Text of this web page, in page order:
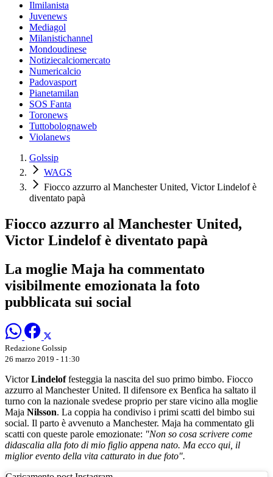
Ilmilanista
Juvenews
Mediagol
Milanistichannel
Mondoudinese
Notiziecalciomercato
Numericalcio
Padovasport
Pianetamilan
SOS Fanta
Toronews
Tuttobolognaweb
Violanews
Golssip
WAGS
Fiocco azzurro al Manchester United, Victor Lindelof è
diventato papà
Fiocco azzurro al Manchester United,
Victor Lindelof è diventato papà
La moglie Maja ha commentato
visibilmente emozionata la foto
pubblicata sui social
Redazione Golssip
26 marzo 2019 - 11:30
VictorLindeloffesteggia la nascita del suo primo bimbo. Fiocco
azzurro al Manchester United. Il difensore ex Benfica ha saltato il
turno con la nazionale svedese proprio per stare vicino alla moglie
Maja Nilsson. La coppia ha condiviso i primi scatti del bimbo sui
social. Il parto è avvenuto a Manchester. Maja ha commentato gli
scatti con queste parole emozionate: "Non so cosa scrivere come
didascalia alla foto di mio figlio appena nato. Ma ecco qui, il
miglior evento della vita catturato in due foto".